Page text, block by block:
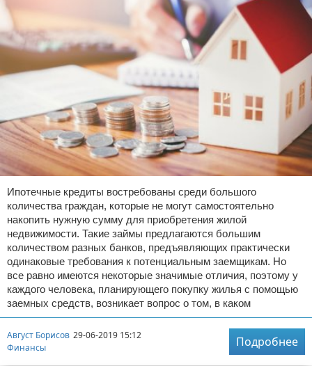
Ипотечные кредиты востребованы среди большого
количества граждан, которые не могут самостоятельно
накопить нужную сумму для приобретения жилой
недвижимости. Такие займы предлагаются большим
количеством разных банков, предъявляющих практически
одинаковые требования к потенциальным заемщикам. Но
все равно имеются некоторые значимые отличия, поэтому у
каждого человека, планирующего покупку жилья с помощью
заемных средств, возникает вопрос о том, в каком
Август Борисов 29-06-2019 15:12
Финансы
Подробнее